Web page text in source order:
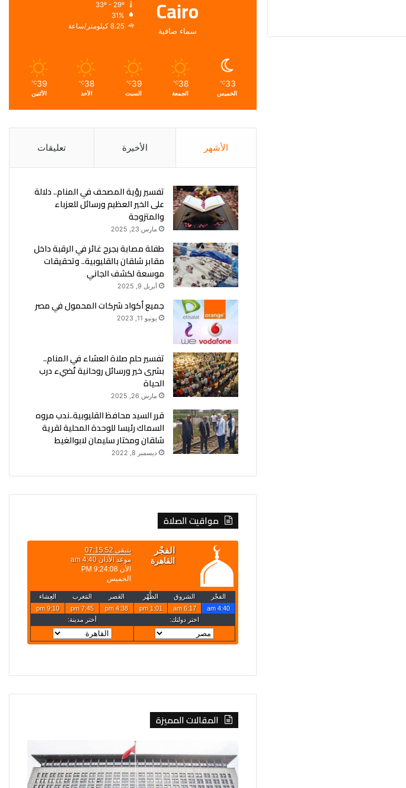
Cairo
سماء صافية
31%
8.25 كيلومتر/ساعة
33
℃
الخميس
38
℃
الجمعة
39
℃
السبت
38
℃
الأحد
39
℃
الأثنين
الأشهر الأخيرة تعليقات
تفسير رؤية المصحف في المنام.. دلالة
على الخير العظيم ورسائل للعزباء
والمتزوجة
مارس 23, 2025
طفلة مصابة بجرح غائر في الرقبة داخل
مقابر شلقان بالقليوبية.. وتحقيقات
موسعة لكشف الجاني
أبريل 9, 2025
جميع أكواد شركات المحمول في مصر
يونيو 11, 2023
تفسير حلم صلاة العشاء في المنام..
بشرى خير ورسائل روحانية تُضيء درب
الحياة
مارس 26, 2025
قرر السيد محافظ القليوبية..ندب مروه
السماك رئيسا للوحدة المحلية لقرية
شلقان ومختار سليمان لابوالغيط
ديسمبر 8, 2022
مواقيت الصلاة
المقالات المميزة
تفرض
إجراءات
مضادة
4